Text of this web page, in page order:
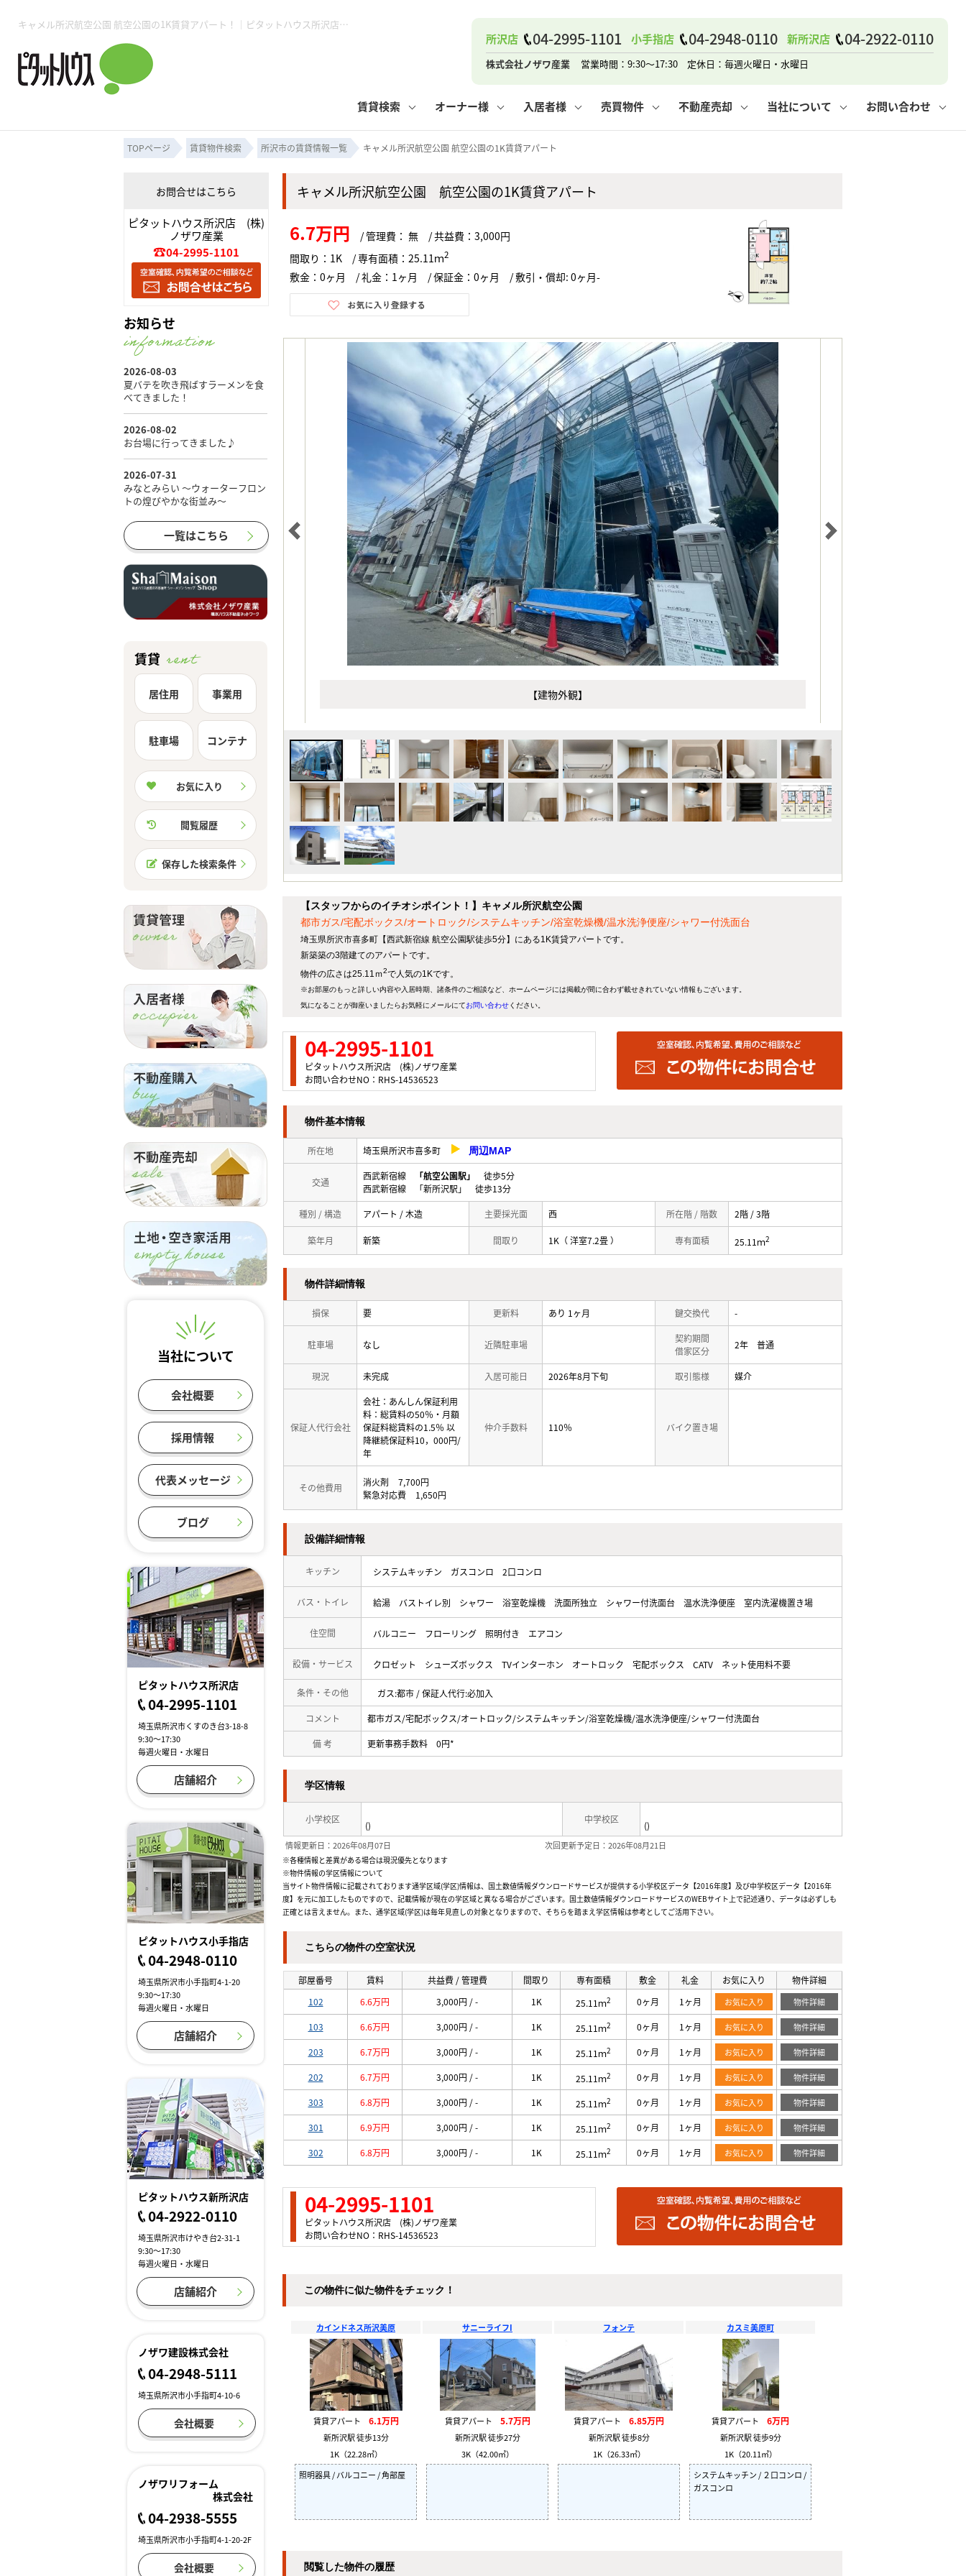
キャメル所沢航空公園 航空公園の1K賃貸アパート！｜ピタットハウス所沢店 (株)ノザワ産業
所沢店 04-2995-1101 小手指店 04-2948-0110 新所沢店 04-2922-0110
株式会社ノザワ産業 営業時間：9:30～17:30 定休日：毎週火曜日・水曜日
賃貸検索
所沢賃貸TOP 物件検索フォーム お気に入り 閲覧履歴 保存した検索条件
月極駐車場 事業用物件 コンテナ
オーナー様
賃貸管理業務 土地・空き家活用 空き家管理 管理物件一覧 管理のご依頼
入居者様
入居者様用ページTOP 入居中のマナー 住まいのトラブルQ&A お住まいの解約手続き
売買物件
売買物件一覧 購入時の諸費用 購入までの流れ よくある質問 マンションVS戸建て
不動産売却
無料売却査定 仲介手数料について 業者の選び方 媒介契約の種類
売却の流れ 高く売るポイント よくある質問
当社について
スタッフ紹介 お知らせ お客様の声 スタッフブログ
ピタットハウス所沢店 ピタットハウス小手指店 ピタットハウス新所沢店
お問い合わせ
ご来店予約 お住まいの解約手続き その他の問合せ
所沢賃貸TOP 閲覧履歴 保存した検索条件
月極駐車場 事業用物件 コンテナ
賃貸管理業務 管理のご依頼
入居者様用ページTOP 住まいのトラブルQ&A お住まいの解約手続き その他の問合せ
売買物件一覧 よくある質問 マンションVS戸建て 賃貸vs持ち家
無料売却査定 媒介契約の種類 売却時の諸費用 仲介と買取の違い
必要な書類
会社概要 スタッフブログ 個人情報保護方針
ピタットハウス所沢店 ピタットハウス小手指店
ご来店予約
TOPページ 賃貸物件検索 所沢市の賃貸情報一覧 キャメル所沢航空公園 航空公園の1K賃貸アパート
キャメル所沢航空公園 航空公園の1K賃貸アパート
6.7万円 / 管理費： 無 / 共益費：3,000円
間取り：1K / 専有面積：25.11ｍ2
敷金：0ヶ月 / 礼金：1ヶ月 / 保証金：0ヶ月 / 敷引・償却: 0ヶ月-
【建物外観】
【スタッフからのイチオシポイント！】キャメル所沢航空公園
都市ガス/宅配ボックス/オートロック/システムキッチン/浴室乾燥機/温水洗浄便座/シャワー付洗面台
埼玉県所沢市喜多町【西武新宿線 航空公園駅徒歩5分】にある1K賃貸アパートです。
新築築の3階建てのアパートです。
物件の広さは25.11ｍ2で人気の1Kです。
※お部屋のもっと詳しい内容や入居時期、諸条件のご相談など、ホームページには掲載が間に合わず載せきれていない情報もございます。
気になることが御座いましたらお気軽にメールにてお問い合わせください。
04-2995-1101
ピタットハウス所沢店 (株)ノザワ産業
お問い合わせNO：RHS-14536523
物件基本情報
所在地 埼玉県所沢市喜多町 周辺MAP
交通
西武新宿線 「航空公園駅」
徒歩5分
西武新宿線 「新所沢駅」 徒歩13分
種別 / 構造 アパート / 木造 主要採光面 西 所在階 / 階数 2階 / 3階
築年月 新築 間取り 1K（ 洋室7.2畳 ） 専有面積 25.11ｍ2
物件詳細情報
損保 要 更新料 あり 1ヶ月 鍵交換代 -
駐車場 なし 近隣駐車場
契約期間
借家区分
2年 普通
現況 未完成 入居可能日 2026年8月下旬 取引態様 媒介
保証人代行会社
会社：あんしん保証利用
料：総賃料の50％・月額
保証料総賃料の1.5％ 以
降継続保証料10，000円/
年
仲介手数料 110％ バイク置き場
その他費用 消火剤
7,700円
緊急対応費
1,650円
設備詳細情報
キッチン システムキッチン ガスコンロ 2口コンロ
バス・トイレ 給湯 バストイレ別 シャワー 浴室乾燥機 洗面所独立 シャワー付洗面台 温水洗浄便座 室内洗濯機置き場
住空間 バルコニー フローリング 照明付き エアコン
設備・サービス クロゼット シューズボックス TVインターホン オートロック 宅配ボックス CATV ネット使用料不要
条件・その他 ガス:都市 / 保証人代行:必加入
コメント 都市ガス/宅配ボックス/オートロック/システムキッチン/浴室乾燥機/温水洗浄便座/シャワー付洗面台
備 考 更新事務手数料 0円*
学区情報
小学校区
()
中学校区
()
情報更新日：2026年08月07日 次回更新予定日：2026年08月21日
※各種情報と差異がある場合は現況優先となります
※物件情報の学区情報について
当サイト物件情報に記載されております通学区域(学区)情報は、国土数値情報ダウンロードサービスが提供する小学校区データ【2016年度】及び中学校区データ【2016年
度】を元に加工したものですので、記載情報が現在の学区域と異なる場合がございます。国土数値情報ダウンロードサービスのWEBサイト上で記述通り、データは必ずしも
正確とは言えません。また、通学区域(学区)は毎年見直しの対象となりますので、そちらを踏まえ学区情報は参考としてご活用下さい。
こちらの物件の空室状況
部屋番号 賃料 共益費 / 管理費 間取り 専有面積 敷金 礼金 お気に入り
物件詳細
102
6.6万円 3,000円 / - 1K 25.11ｍ2 0ヶ月 1ヶ月 お気に入り 物件詳細
103 6.6万円 3,000円 / - 1K 25.11ｍ2 0ヶ月 1ヶ月 お気に入り 物件詳細
203 6.7万円 3,000円 / - 1K 25.11ｍ2 0ヶ月 1ヶ月 お気に入り 物件詳細
202 6.7万円 3,000円 / - 1K 25.11ｍ2 0ヶ月 1ヶ月 お気に入り 物件詳細
303 6.8万円 3,000円 / - 1K 25.11ｍ2 0ヶ月 1ヶ月 お気に入り 物件詳細
301 6.9万円 3,000円 / - 1K 25.11ｍ2 0ヶ月 1ヶ月 お気に入り 物件詳細
302 6.8万円 3,000円 / - 1K 25.11ｍ2 0ヶ月 1ヶ月 お気に入り 物件詳細
04-2995-1101
ピタットハウス所沢店 (株)ノザワ産業
お問い合わせNO：RHS-14536523
この物件に似た物件をチェック！
カインドネス所沢美原
賃貸アパート 6.1万円
新所沢駅 徒歩13分
1K（22.28㎡）
照明器具 / バルコニー / 角部屋
サニーライフI
賃貸アパート 5.7万円
新所沢駅 徒歩27分
3K（42.00㎡）
フォンテ
賃貸アパート 6.85万円
新所沢駅 徒歩8分
1K（26.33㎡）
カスミ美原町
賃貸アパート 6万円
新所沢駅 徒歩9分
1K（20.11㎡）
システムキッチン / ２口コンロ /
ガスコンロ
閲覧した物件の履歴
お問合せはこちら
ピタットハウス所沢店 (株)
ノザワ産業
04-2995-1101
お知らせ
一覧はこちら
賃貸
居住用 事業用
駐車場 コンテナ
お気に入り
閲覧履歴
保存した検索条件
当社について
会社概要
採用情報
代表メッセージ
ブログ
ピタットハウス所沢店
04-2995-1101
埼玉県所沢市くすのき台3-18-8
9:30～17:30
毎週火曜日・水曜日
店舗紹介
ピタットハウス小手指店
04-2948-0110
埼玉県所沢市小手指町4-1-20
9:30～17:30
毎週火曜日・水曜日
店舗紹介
ピタットハウス新所沢店
04-2922-0110
埼玉県所沢市けやき台2-31-1
9:30～17:30
毎週火曜日・水曜日
店舗紹介
ノザワ建設株式会社
04-2948-5111
埼玉県所沢市小手指町4-10-6
会社概要
ノザワリフォーム
株式会社
04-2938-5555
埼玉県所沢市小手指町4-1-20-2F
会社概要